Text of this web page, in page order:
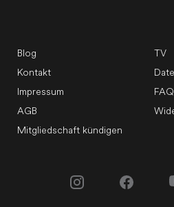
Blog
TV
Kontakt
Impressum
FAQ
AGB
Mitgliedschaft kündigen